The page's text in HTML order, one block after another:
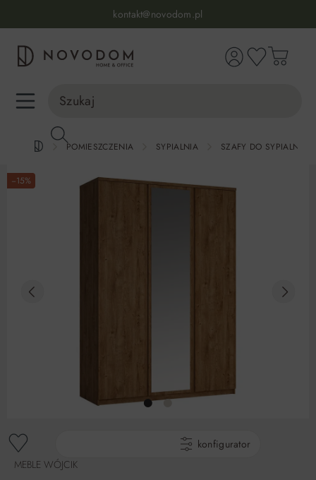
kontakt@novodom.pl
Dostawa z wniesieniem
30 dni na zwrot lub wymianę
98% zadowolonych klientów
POMIESZCZENIA SYPIALNIA SZAFY DO SYPIALNI
−15%
MEBLE WÓJCIK
konfigurator